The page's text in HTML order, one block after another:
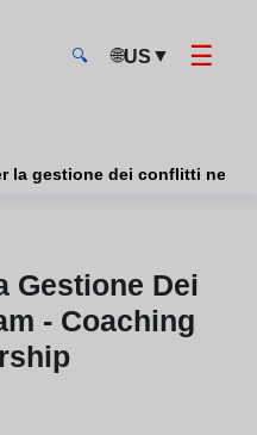
🔍 🌐US ▼ ☰
la gestione dei conflitti nei
Gestione Dei
- Coaching